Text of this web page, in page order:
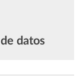
datos